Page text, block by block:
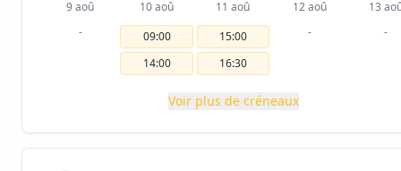
9 aoû
-
10 aoû
09:00
14:00
11 aoû
15:00
16:30
12 aoû
-
13
-
Voir plus de créneaux